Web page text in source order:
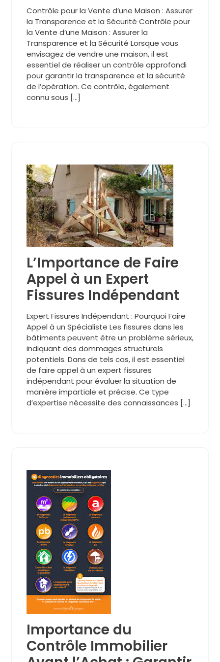
Contrôle pour la Vente d’une Maison : Assurer
la Transparence et la Sécurité Contrôle pour
la Vente d’une Maison : Assurer la
Transparence et la Sécurité Lorsque vous
envisagez de vendre une maison, il est
essentiel de réaliser un contrôle approfondi
pour garantir la transparence et la sécurité
de l’opération. Ce contrôle, également
connu sous […]
L’Importance de Faire
Appel à un Expert
Fissures Indépendant
Expert Fissures Indépendant : Pourquoi Faire
Appel à un Spécialiste Les fissures dans les
bâtiments peuvent être un problème sérieux,
indiquant des dommages structurels
potentiels. Dans de tels cas, il est essentiel
de faire appel à un expert fissures
indépendant pour évaluer la situation de
manière impartiale et précise. Ce type
d’expertise nécessite des connaissances […]
Importance du
Contrôle Immobilier